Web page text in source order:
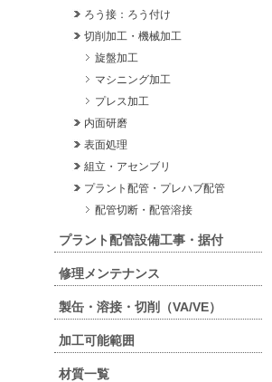
ろう接：ろう付け
切削加工・機械加工
旋盤加工
マシニング加工
プレス加工
内面研磨
表面処理
組立・アセンブリ
プラント配管・プレハブ配管
配管切断・配管溶接
プラント配管設備工事・据付
修理メンテナンス
製缶・溶接・切削（VA/VE）
加工可能範囲
材質一覧